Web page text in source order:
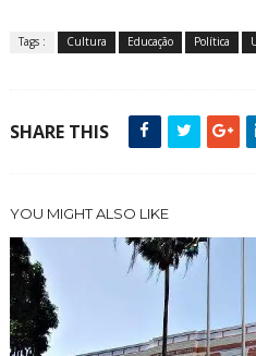
Tags : Cultura Educação Política
SHARE THIS
YOU MIGHT ALSO LIKE